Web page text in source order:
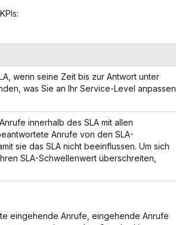
wenn seine Zeit bis zur Antwort unter
was Sie an Ihr Service-Level anpassen
innerhalb des SLA mit allen
Anrufe von den SLA-
sie das SLA nicht beeinflussen. Um sich
SLA-Schwellenwert überschreiten,
eingehende Anrufe, eingehende Anrufe